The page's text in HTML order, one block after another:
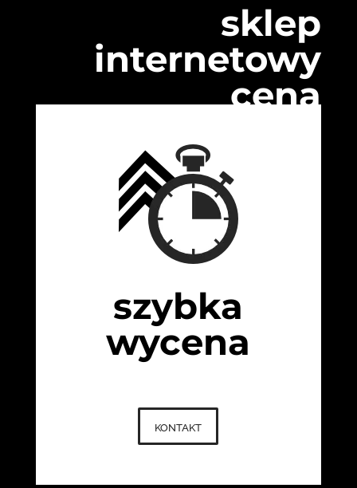
sklep
internetowy
cena
szybka
wycena
kontakt